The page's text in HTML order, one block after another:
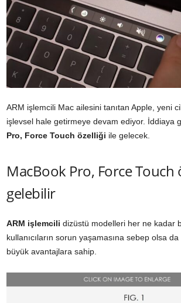
ARM işlemcili Mac ailesini tanıtan Apple, yeni
işlevsel hale getirmeye devam ediyor. İddiaya
Pro, Force Touch özelliği ile gelecek.
MacBook Pro, Force Touch
gelebilir
ARM işlemcili dizüstü modelleri her ne kadar
kullanıcıların sorun yaşamasına sebep olsa da
büyük avantajlara sahip.